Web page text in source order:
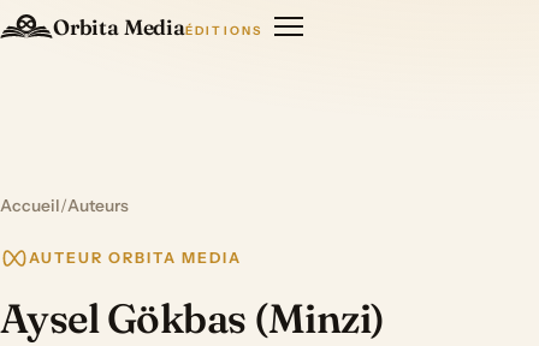
Orbita MediaÉDITIONS
Accueil/Auteurs
AUTEUR ORBITA MEDIA
Aysel Gökbas (Minzi)